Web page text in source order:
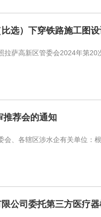
萨高新区管委会2024年第20
推荐会的通知
、各辖区涉水企有关单位：